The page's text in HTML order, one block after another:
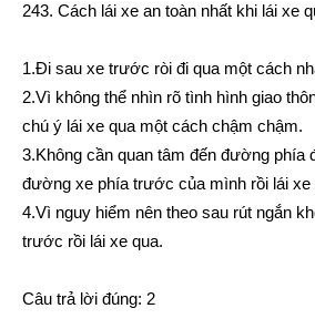
243. Cách lái xe an toàn nhất khi lái xe
1.Đi sau xe trước ròi đi qua một cách
2.Vì không thể nhìn rõ tình hình giao
chú ý lái xe qua một cách chậm chậm.
3.Không cần quan tâm đến đường phía
đường xe phía trước của mình rồi lái xe
4.Vì nguy hiểm nên theo sau rút ngắn
trước rồi lái xe qua.
Câu trả lời đúng: 2